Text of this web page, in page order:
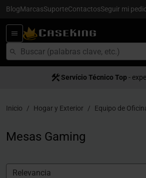
BlogMarcasSuporteContactosSeguir mi
Satisfacción al cliente-
Servício Técnico Top -
Inicio Hogar y Exterior Equipo de
Mesas Gaming